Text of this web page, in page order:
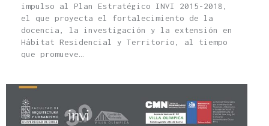
impulso al Plan Estratégico INVI 2015-2018,
el que proyecta el fortalecimiento de la
docencia, la investigación y la extensión en
Hábitat Residencial y Territorio, al tiempo
que promueve…